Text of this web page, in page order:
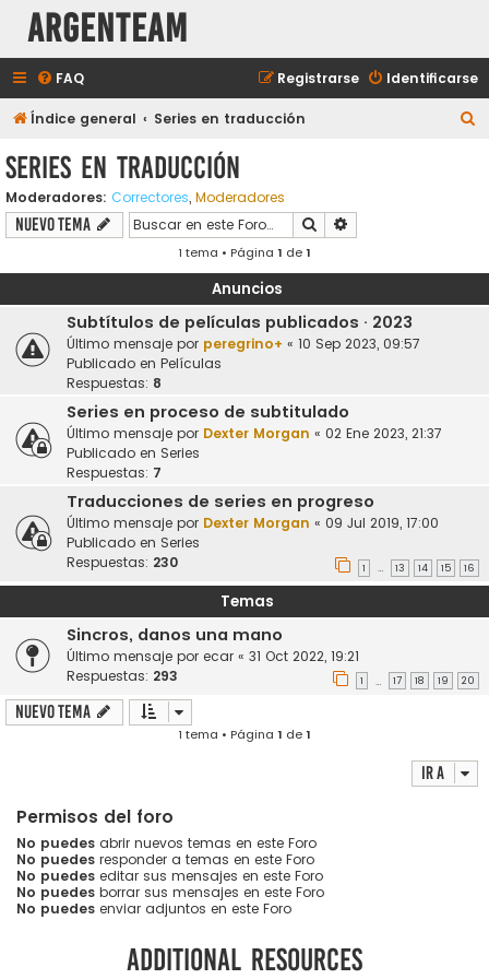
aRGENTeaM
FAQ Identificarse
Registrarse
Índice general Series en traducción
Series en traducción
Moderadores: Correctores, Moderadores
Nuevo Tema Buscar
1 tema • Página 1 de1
Anuncios
Subtítulos de películas publicados · 2023
Último mensaje por peregrino+ « 10 Sep 2023, 09:57
Publicado en Películas
Respuestas: 8
Series en proceso de subtitulado
Último mensaje por Dexter Morgan « 02 Ene 2023, 21:37
Publicado en Series
Respuestas: 7
Traducciones de series en progreso
Último mensaje por Dexter Morgan « 09 Jul 2019, 17:00
Publicado en Series
Respuestas: 230 1 … 13 14 15 16
Temas
Sincros, danos una mano
Último mensaje por ecar « 31 Oct 2022, 19:21
Respuestas: 293 1 … 17 18 19 20
Nuevo Tema
1 tema • Página 1 de1
Ir a
Permisos del foro
No puedes abrir nuevos temas en este Foro
No puedes responder a temas en este Foro
No puedes editar sus mensajes en este Foro
No puedes borrar sus mensajes en este Foro
No puedes enviar adjuntos en este Foro
Additional resources